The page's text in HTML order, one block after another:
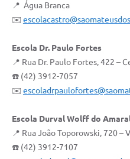
📍 Água Branca
✉️
Escola Dr. Paulo Fortes
📍 Rua Dr. Paulo Fortes, 422 –
☎️ (42) 3912-7057
✉️
Escola Durval Wolff do
📍 Rua João Toporowski, 720 –
☎️ (42) 3912-7107